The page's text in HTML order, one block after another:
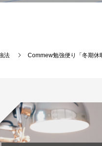
法 Commew勉強便り「冬期休